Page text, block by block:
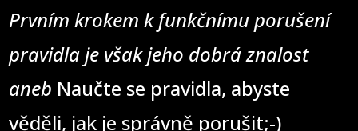
Prvním krokem k funkčnímu porušení
pravidla je však jeho dobrá znalost
aneb Naučte se pravidla, abyste
věděli, jak je správně porušit;-)